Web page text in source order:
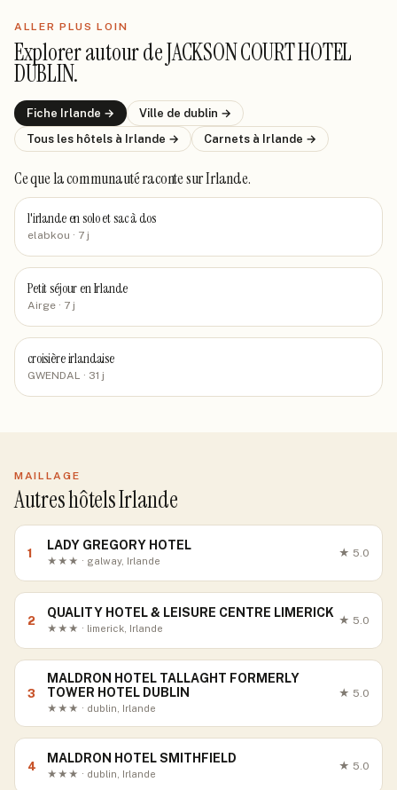
ALLER PLUS LOIN
Explorer autour deJACKSON COURT HOTEL
DUBLIN.
Fiche Irlande → Ville de dublin →
Tous les hôtels à Irlande → Carnets à Irlande →
Ce que la communauté racontesur Irlande.
l'irlande en solo et sac à dos
elabkou · 7 j
Petit séjour en Irlande
Airge · 7 j
croisière irlandaise
GWENDAL · 31 j
MAILLAGE
Autres hôtels Irlande
1
LADY GREGORY HOTEL
★★★ · galway, Irlande
★ 5.0
2
QUALITY HOTEL & LEISURE CENTRE LIMERICK
★★★ · limerick, Irlande
★ 5.0
3
MALDRON HOTEL TALLAGHT FORMERLY
TOWER HOTEL DUBLIN
★★★ · dublin, Irlande
★ 5.0
4
MALDRON HOTEL SMITHFIELD
★★★ · dublin, Irlande
★ 5.0